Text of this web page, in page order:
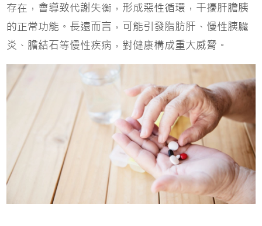
存在，會導致代謝失衡，形成惡性循環，干擾肝膽胰
的正常功能。長遠而言，可能引發脂肪肝、慢性胰臟
炎、膽結石等慢性疾病，對健康構成重大威脅。